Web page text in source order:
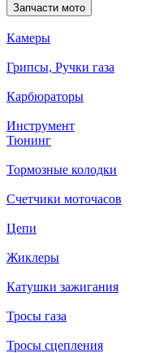
Запчасти мото
Камеры
Грипсы, Ручки газа
Карбюраторы
Инструмент
Тюнинг
Тормозные колодки
Счетчики моточасов
Цепи
Жиклеры
Катушки зажигания
Тросы газа
Тросы сцепления